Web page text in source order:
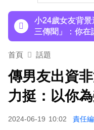
小24歲女友背
三傳聞」：你在
王子不倫粿粿判
下載東森App，
物」反擊：不會
首頁 話題
傳男友出資
力挺：以你
2024-06-19 10:02 責任